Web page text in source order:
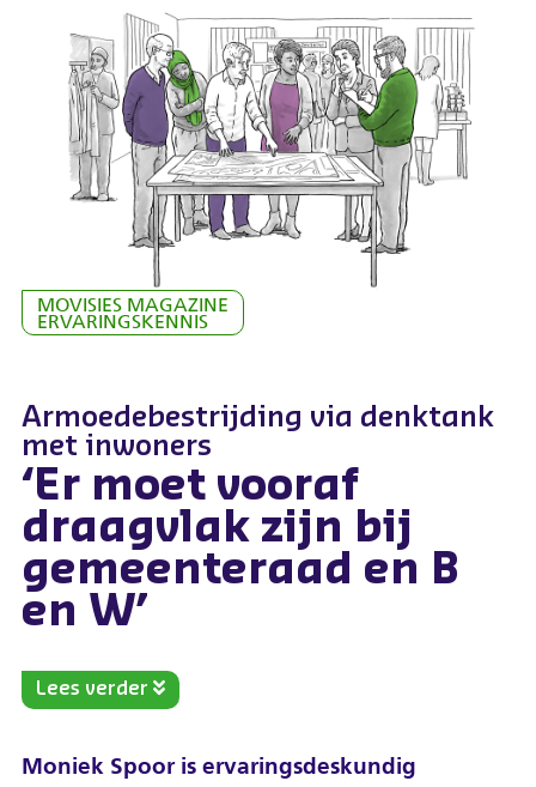
Overslaan
inhoud
MOVISIES MAGAZINE
ERVARINGSKENNIS
Armoedebestrijding via denktank
met inwoners
‘Er moet vooraf
draagvlak zijn bij
gemeenteraad en B
en W’
Lees verder
Moniek Spoor is ervaringsdeskundig